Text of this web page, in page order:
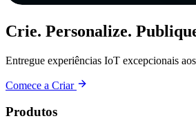
Crie. Personalize.
Entregue experiências IoT excepcionais
Comece a Criar
Produtos